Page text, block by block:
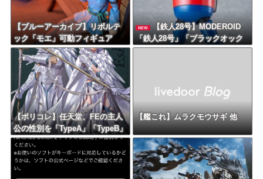
【ブルーアーカイブ】リボルテ
ック「モエ」可動フィギュア
【近日予約開始】
NEW
【鉄人28号】MODEROID
「鉄人28号」「ブラックオック
ス(初代鉄人版)」プラモデル【再
【ポリコレ】任天堂、FEの主人
公の性別を「TypeA」「TypeB」
と言ってしまう…
【艦これ】ムラクモウサギ 他